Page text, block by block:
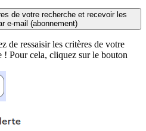
de votre recherche et recevoir les
e-mail (abonnement)
de ressaisir les critères de votre
! Pour cela, cliquez sur le bouton